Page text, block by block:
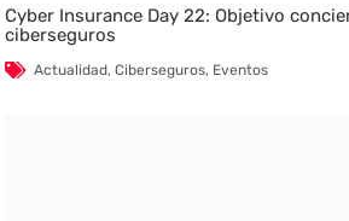
Cyber Insurance Day 22: Objetivo
ciberseguros
Actualidad,Ciberseguros, Eventos